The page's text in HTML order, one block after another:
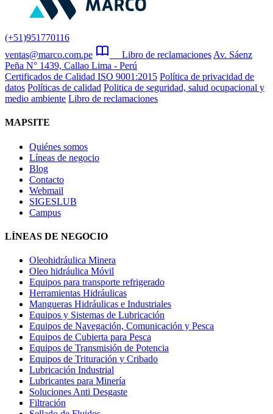
(+51)951770116
ventas@marco.com.pe
Libro de reclamaciones Av. Sáenz
Peña N° 1439, Callao Lima - Perú
Certificados de Calidad ISO 9001:2015 Política de privacidad de
datos Políticas de calidad Politica de seguridad, salud ocupacional y
medio ambiente Libro de reclamaciones
MAPSITE
Quiénes somos
Líneas de negocio
Blog
Contacto
Webmail
SIGESLUB
Campus
LÍNEAS DE NEGOCIO
Oleohidráulica Minera
Oleo hidráulica Móvil
Equipos para transporte refrigerado
Herramientas Hidráulicas
Mangueras Hidráulicas e Industriales
Equipos y Sistemas de Lubricación
Equipos de Navegación, Comunicación y Pesca
Equipos de Cubierta para Pesca
Equipos de Transmisión de Potencia
Equipos de Trituración y Cribado
Lubricación Industrial
Lubricantes para Minería
Soluciones Anti Desgaste
Filtración